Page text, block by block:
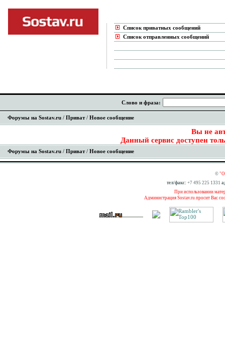
Список приватных сообщений
Список отправленных сообщений
Слово и фраза:
Форумы на Sostav.ru / Приват/ Новое сообщение
Вы не
Данный сервис доступен
Форумы на Sostav.ru / Приват/ Новое сообщение
©
тел/факс: +7 495 225 1331
При использовании
Администрация Sostav.ru просит Вас